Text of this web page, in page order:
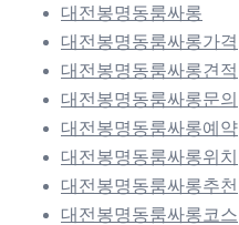
대전봉명동룸싸롱
대전봉명동룸싸롱가격
대전봉명동룸싸롱견적
대전봉명동룸싸롱문의
대전봉명동룸싸롱예약
대전봉명동룸싸롱위치
대전봉명동룸싸롱추천
대전봉명동룸싸롱코스